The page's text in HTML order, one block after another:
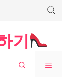
기
MENU